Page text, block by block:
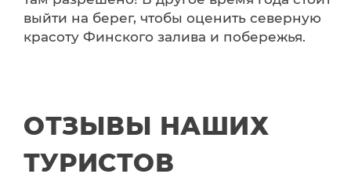
выйти на берег, чтобы оценить северную
красоту Финского залива и побережья.
ОТЗЫВЫ НАШИХ
ТУРИСТОВ